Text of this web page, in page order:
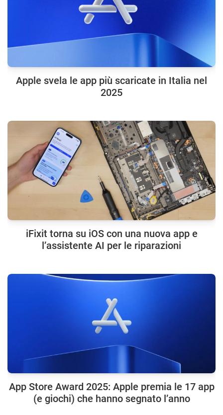
Apple svela le app più scaricate in Italia nel
2025
iFixit torna su iOS con una nuova app e
l’assistente AI per le riparazioni
App Store Award 2025: Apple premia le 17 app
(e giochi) che hanno segnato l’anno